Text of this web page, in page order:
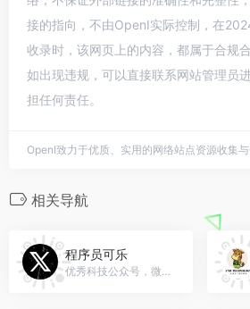
接的指向，不由OpenI实际控制，在
收录时，该网页上的内容，都属于合规
如出现违规，可以直接联系网站管理员
担任何责任。
OpenI致力于优质、实用的网络站点资源收集与
相关导航
程序员可乐
优秀科技公众号，微信号：keleyz03